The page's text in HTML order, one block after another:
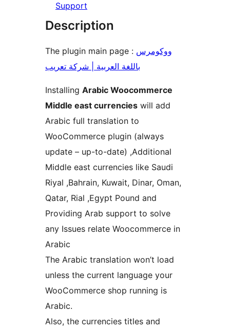
Support
Description
The plugin main page : ووكومرس
باللغة العربية | شركة تعريب
Installing Arabic Woocommerce
Middle east currencies will add
Arabic full translation to
WooCommerce plugin (always
update – up-to-date) ,Additional
Middle east currencies like Saudi
Riyal ,Bahrain, Kuwait, Dinar, Oman,
Qatar, Rial ,Egypt Pound and
Providing Arab support to solve
any Issues relate Woocommerce in
Arabic
The Arabic translation won’t load
unless the current language your
WooCommerce shop running is
Arabic.
Also, the currencies titles and